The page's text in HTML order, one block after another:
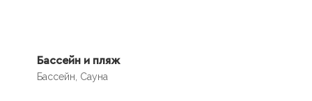
Бассейн и пляж
Бассейн, Сауна